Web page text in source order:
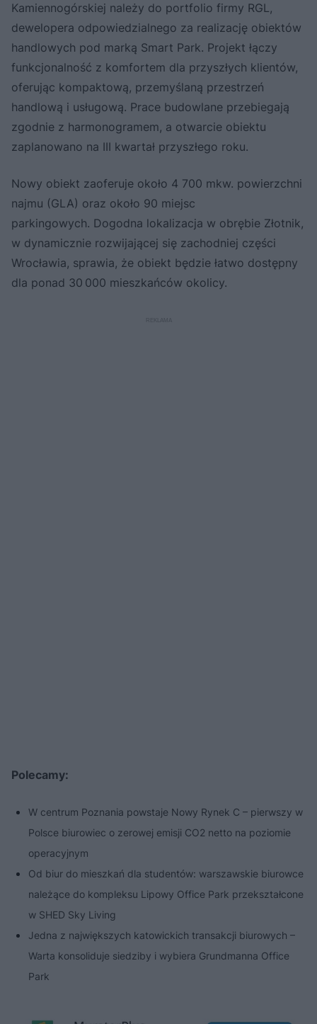
Kamiennogórskiej należy do portfolio firmy RGL,
dewelopera odpowiedzialnego za realizację obiektów
handlowych pod marką Smart Park. Projekt łączy
funkcjonalność z komfortem dla przyszłych klientów,
oferując kompaktową, przemyślaną przestrzeń
handlową i usługową. Prace budowlane przebiegają
zgodnie z harmonogramem, a otwarcie obiektu
zaplanowano na III kwartał przyszłego roku.
Nowy obiekt zaoferuje około 4 700 mkw. powierzchni
najmu (GLA) oraz około 90 miejsc
parkingowych. Dogodna lokalizacja w obrębie Złotnik,
w dynamicznie rozwijającej się zachodniej części
Wrocławia, sprawia, że obiekt będzie łatwo dostępny
dla ponad 30 000 mieszkańców okolicy.
Polecamy:
W centrum Poznania powstaje Nowy Rynek C – pierwszy w
Polsce biurowiec o zerowej emisji CO2 netto na poziomie
operacyjnym
Od biur do mieszkań dla studentów: warszawskie biurowce
należące do kompleksu Lipowy Office Park przekształcone
w SHED Sky Living
Jedna z największych katowickich transakcji biurowych –
Warta konsoliduje siedziby i wybiera Grundmanna Office
Park